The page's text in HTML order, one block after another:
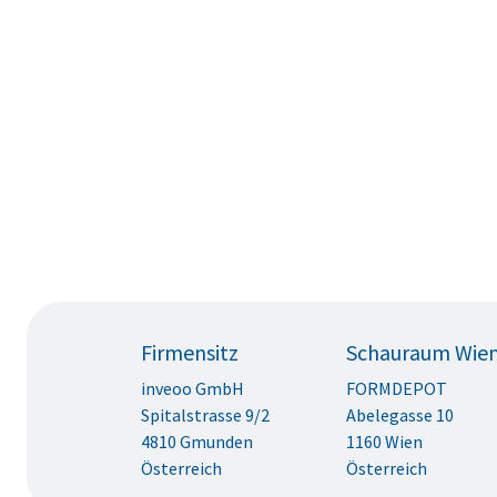
Firmensitz
inveoo GmbH
Spitalstrasse 9/2
4810 Gmunden
Österreich
Schauraum
FORMDEPOT
Abelegasse 10
1160 Wien
Österreich